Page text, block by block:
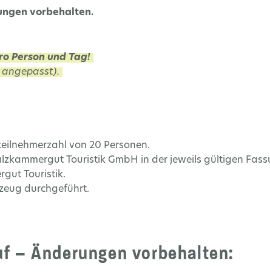
vorbehalten.
Person und Tag!
angepasst).
von 20 Personen.
Touristik GmbH in der jeweils gültigen
Touristik.
durchgeführt.
– Änderungen vorbehalten: